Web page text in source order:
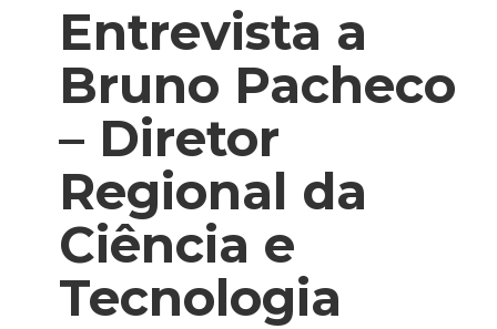
Entrevista a
Bruno Pacheco
– Diretor
Regional da
Ciência e
Tecnologia